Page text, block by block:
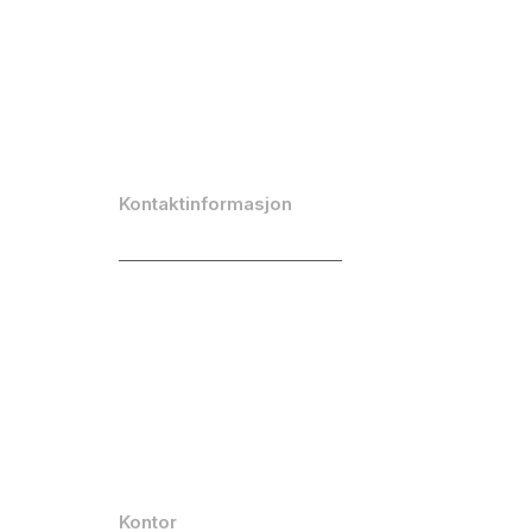
Kontaktinformasjon
Kontor